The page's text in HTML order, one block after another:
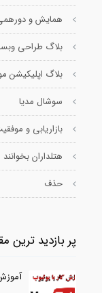
همایش و
بلاگ طراحی
بلاگ اپلیکیشن
سوشال مدیا
بازاریابی و
هتلداران بخوانند
حذف
پر بازدید ترین